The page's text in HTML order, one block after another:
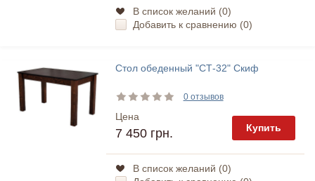
В список желаний (0)
Добавить к сравнению (0)
Стол обеденный "СТ-32" Скиф
0 отзывов
Цена
7 450 грн. Купить
В список желаний (0)